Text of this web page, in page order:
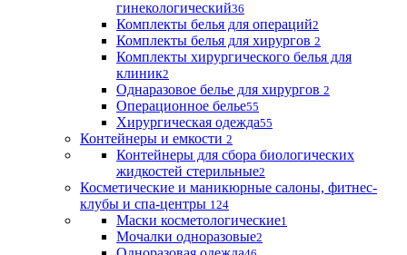
гинекологический36
Комплекты белья для операций2
Комплекты белья для хирургов 2
Комплекты хирургического белья для
клиник2
Однаразовое белье для хирургов 2
Операционное белье55
Хирургическая одежда55
Контейнеры и емкости 2
Контейнеры для сбора биологических
жидкостей стерильные2
Косметические и маникюрные салоны, фитнес-
клубы и спа-центры 124
Маски косметологические1
Мочалки одноразовые2